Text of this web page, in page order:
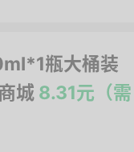
瓶大桶装
城 8.31元（需